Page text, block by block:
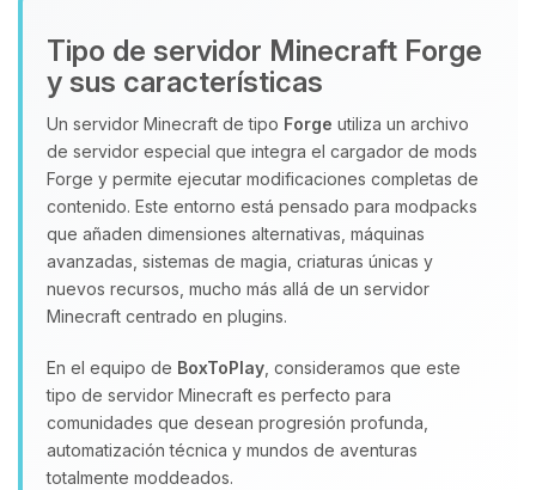
Tipo de servidor Minecraft Forge
y sus características
Un servidor Minecraft de tipo Forge utiliza un archivo
de servidor especial que integra el cargador de mods
Forge y permite ejecutar modificaciones completas de
contenido. Este entorno está pensado para modpacks
que añaden dimensiones alternativas, máquinas
avanzadas, sistemas de magia, criaturas únicas y
nuevos recursos, mucho más allá de un servidor
Minecraft centrado en plugins.
En el equipo de BoxToPlay , consideramos que este
tipo de servidor Minecraft es perfecto para
comunidades que desean progresión profunda,
automatización técnica y mundos de aventuras
totalmente moddeados.
Yupi, por fin alguien con quien
hablar! Soy Choupy, tu pequeno
que necesitas y moveré mis
pequenos circuitos para ayudarte.
07/08/2026 19:34